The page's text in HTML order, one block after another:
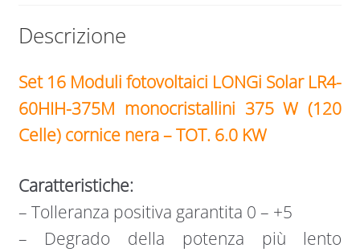
Descrizione
Set 16 Moduli fotovoltaici LONGi Solar LR4-
60HIH-375M monocristallini 375 W (120
Celle) cornice nera – TOT. 6.0 KW
Caratteristiche:
– Tolleranza positiva garantita 0 – +5
– Degrado della potenza più lento